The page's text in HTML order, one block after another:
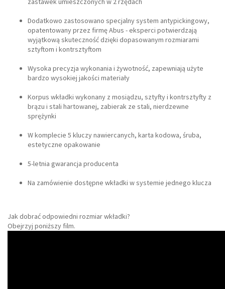
Dodatkowo zastosowano specjalny system antypickingowy,
opatentowany przez firmę Abus - eksperci potwierdzają
wyjątkową skuteczność dzięki dopasowanym rozmiarami
sztyftom i kontrsztyftom
Wysoka precyzja wykonania i żywotność, zapewniają użyte
bardzo wysokiej jakości materiały
Korpus wkładki wykonany z mosiądzu, sztyfty i kontrsztyfty z
brązu i stali hartowanej, zabierak ze stali, nierdzewne
sprężynki
W komplecie 5 kluczy nawiercanych, karta kodowa, śruba,
estetyczne opakowanie
5-letnia gwarancja producenta
Na zamówienie dostępne wkładki w systemie jednego klucza
Jak dobrać odpowiedni rozmiar wkładki?
Obejrzyj poniższy film.